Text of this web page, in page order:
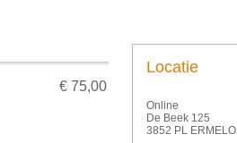
€ 75,00
Locatie
Online
De Beek 125
3852 PL ERMELO